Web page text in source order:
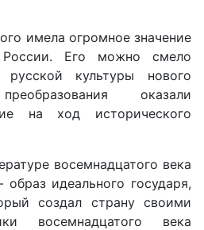
имела огромное значение
Его можно смело
русской культуры нового
оказали
на ход исторического
восемнадцатого века
идеального государя,
создал страну своими
восемнадцатого века